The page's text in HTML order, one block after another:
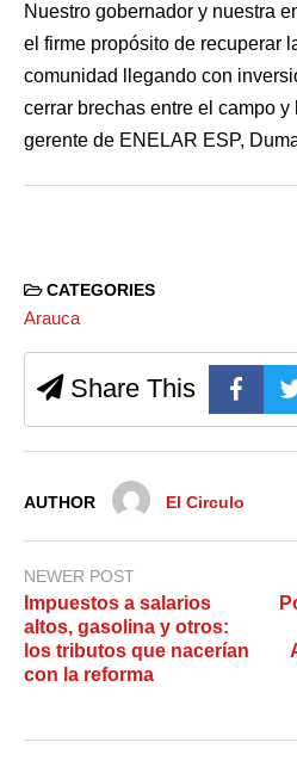
Nuestro gobernador y nuestra
el firme propósito de recuperar
comunidad llegando con
cerrar brechas entre el campo y
gerente de ENELAR ESP,
CATEGORIES
Arauca
Share This
AUTHOR El Circulo
NEWER POST
Impuestos a salarios
altos, gasolina y otros:
los tributos que nacerían
con la reforma